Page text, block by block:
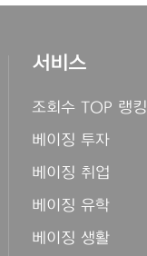
서비스
조회수 TOP 랭킹
베이징 투자
베이징 취업
베이징 유학
베이징 생활